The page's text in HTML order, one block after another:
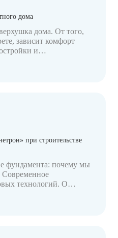
дома
дома. От того,
зависит комфорт
и…
при строительстве
фундамента: почему мы
Современное
технологий. О…